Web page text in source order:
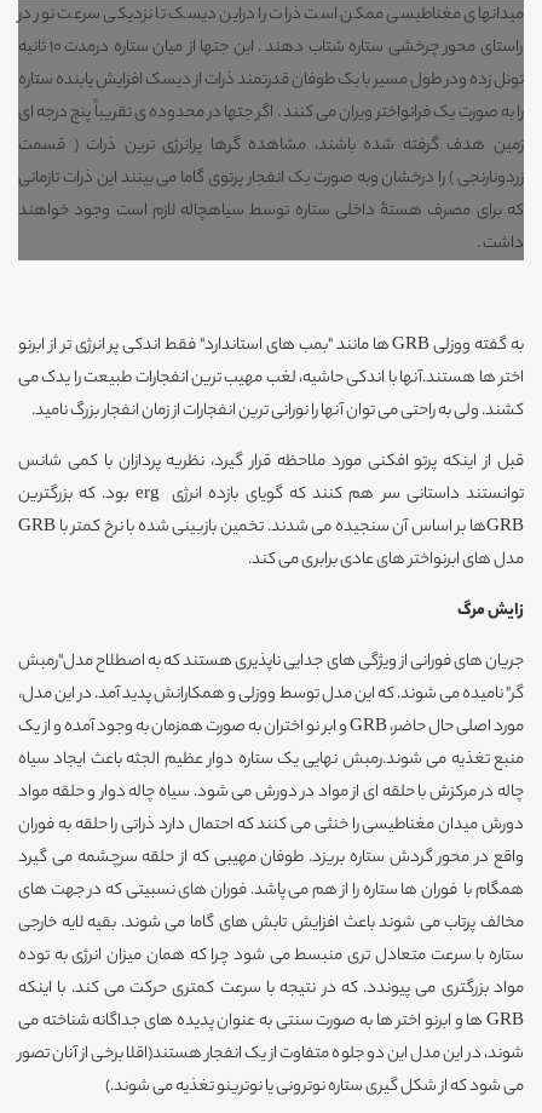
میدانهای مغناطیسی ممکن است ذرات را دراین دیسک تا نزدیکی سرعت نور در
راستای محور چرخشی ستاره شتاب دهند . این جتها از میان ستاره درمدت 10 ثانیه
تونل زده ودر طول مسیر با یک طوفان قدرتمند ذرات از دیسک افزایش یابنده ستاره
را به صورت یک فرانواختر ویران می کنند . اگر جتها در محدوده ی تقریباً پنج درجه ای
زمین هدف گرفته شده باشند، مشاهده گرها پرانرژی ترین ذرات ( قسمت
زردونارنجی ) را درخشان وبه صورت یک انفجار پرتوی گاما می بینند این ذرات تازمانی
که برای مصرف هستۀ داخلی ستاره توسط سیاهچاله لازم است وجود خواهند
داشت .
به گفته ووزلی GRB ها مانند "بمب های استاندارد" فقط اندکی پر انرژی تر از ابرنو
اختر ها هستند.آنها با اندکی حاشیه، لغب مهیب ترین انفجارات طبیعت را یدک می
کشند. ولی به راحتی می توان آنها را نورانی ترین انفجارات از زمان انفجار بزرگ نامید.
قبل از اینکه پرتو افکنی مورد ملاحظه قرار گیرد، نظریه پردازان با کمی شانس
توانستند داستانی سر هم کنند که گویای بازده انرژی erg بود. که بزرگترین
GRBها بر اساس آن سنجیده می شدند. تخمین بازبینی شده با نرخ کمتر با GRB
مدل های ابرنواختر های عادی برابری می کند.
زایش مرگ
جریان های فورانی از ویژگی های جدایی ناپذیری هستند که به اصطلاح مدل"رمبش
گر" نامیده می شوند. که این مدل توسط ووزلی و همکارانش پدید آمد. در این مدل،
مورد اصلی حال حاضر، GRB و ابر نو اختران به صورت همزمان به وجود آمده و از یک
منبع تغذیه می شوند.رمبش نهایی یک ستاره دوار عظیم الجثه باعث ایجاد سیاه
چاله در مرکزش با حلقه ای از مواد در دورش می شود. سیاه چاله دوار و حلقه مواد
دورش میدان مغناطیسی را خنثی می کنند که احتمال دارد ذراتی را حلقه به فوران
واقع در محور گردش ستاره بریزد. طوفان مهیبی که از حلقه سرچشمه می گیرد
همگام با فوران ها ستاره را از هم می پاشد. فوران های نسبیتی که در جهت های
مخالف پرتاب می شوند باعث افزایش تابش های گاما می شوند. بقیه لایه خارجی
ستاره با سرعت متعادل تری منبسط می شود چرا که همان میزان انرژی به توده
مواد بزرگتری می پیوندد. که در نتیجه با سرعت کمتری حرکت می کند. با اینکه
GRB ها و ابرنو اختر ها به صورت سنتی به عنوان پدیده های جداگانه شناخته می
شوند، در این مدل این دو جلوه متفاوت از یک انفجار هستند(اقلا برخی از آنان تصور
می شود که از شکل گیری ستاره نوترونی یا نوترینو تغذیه می شوند.)